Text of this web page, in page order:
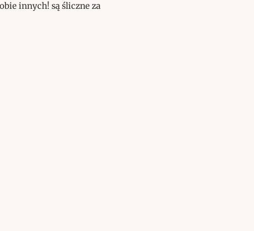
innych! są śliczne za